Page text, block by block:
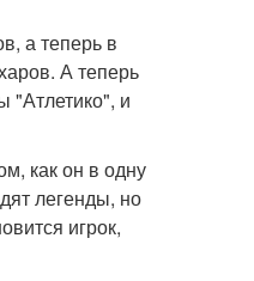
а теперь в
А теперь
"Атлетико", и
как он в одну
легенды, но
игрок,